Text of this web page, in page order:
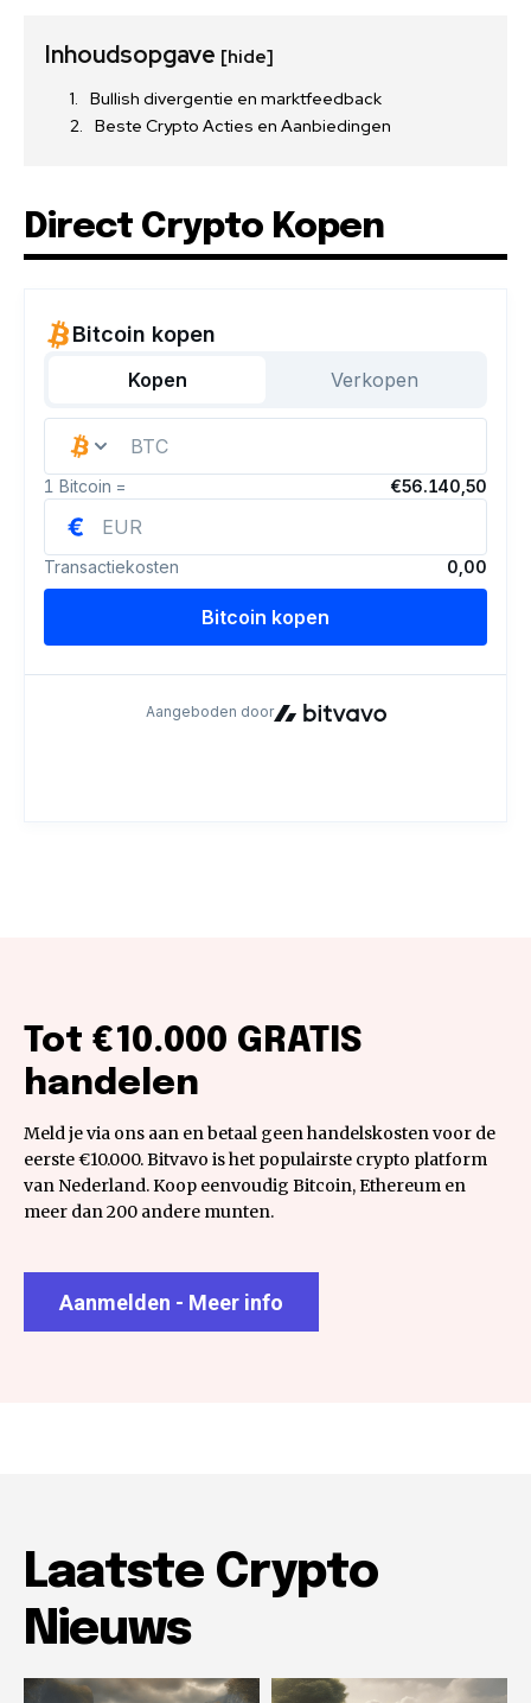
Inhoudsopgave [hide]
Bullish divergentie en marktfeedback
Beste Crypto Acties en Aanbiedingen
Direct Crypto Kopen
Tot €10.000 GRATIS
handelen
Meld je via ons aan en betaal geen handelskosten voor de
eerste €10.000. Bitvavo is het populairste crypto platform
van Nederland. Koop eenvoudig Bitcoin, Ethereum en
meer dan 200 andere munten.
Aanmelden - Meer info
Laatste Crypto
Nieuws